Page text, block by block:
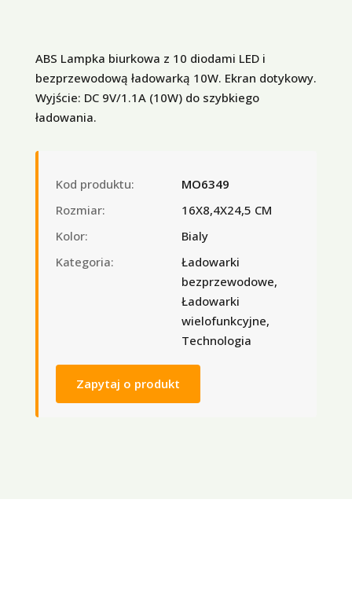
ABS Lampka biurkowa z 10 diodami LED i
bezprzewodową ładowarką 10W. Ekran dotykowy.
Wyjście: DC 9V/1.1A (10W) do szybkiego
ładowania.
Kod produktu:
MO6349
Rozmiar:
16X8,4X24,5 CM
Kolor:
Bialy
Kategoria:
Ładowarki
bezprzewodowe,
Ładowarki
wielofunkcyjne,
Technologia
Zapytaj o produkt